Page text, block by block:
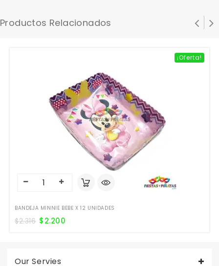
Productos Relacionados
¡Oferta!
BANDEJA MINNIE BEBE X 12 UNIDADES
$2.316 $2.200
Our Servies